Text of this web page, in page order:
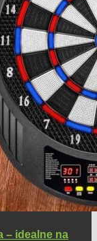
– idealne na